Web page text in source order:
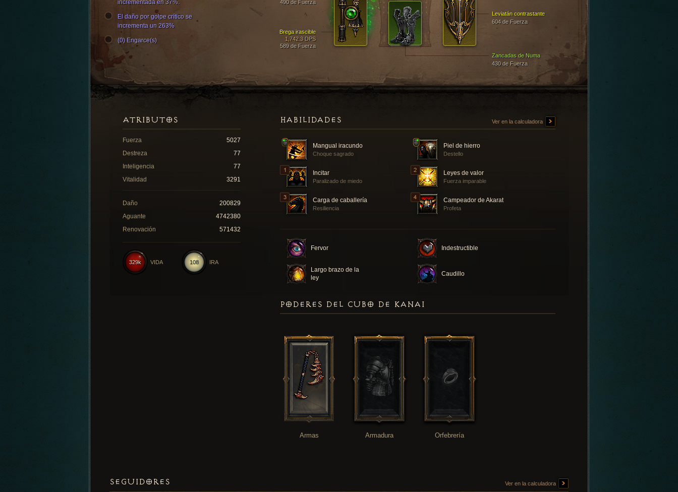
Zancadas de Numa
430 de Fuerza
490 de Fuerza
Brega irascible
1,742.3 DPS
589 de Fuerza
Leviatán contrastante
604 de Fuerza
incrementada en 37%.
El daño por golpe crítico se
incrementa un 263%
(0) Engarce(s)
HABILIDADES Ver en la calculadora
Mangual iracundo
Choque sagrado
Piel de hierro
Destello
Incitar
Paralizado de miedo
Leyes de valor
Fuerza imparable
Carga de caballería
Resiliencia
Campeador de Akarat
Profeta
Fervor Indestructible
Largo brazo de la
ley
Caudillo
ATRIBUTOS
Fuerza
5027
Destreza
77
Inteligencia
77
Vitalidad
3291
Daño
200829
Aguante
4742380
Renovación
571432
108 IRA
329k VIDA
PODERES DEL CUBO DE KANAI
Armas Armadura Orfebrería
SEGUIDORES Ver en la calculadora